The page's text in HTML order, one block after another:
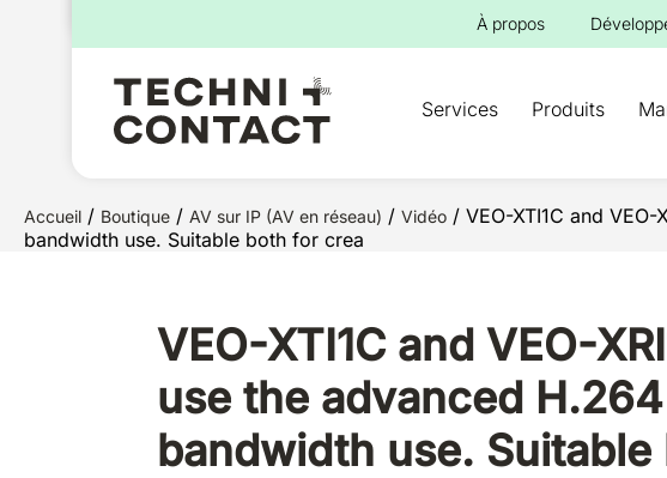
À propos
Services Produits
pour :
Accueil / Boutique / AV sur IP (AV en réseau) / Vidéo / VEO-XTI1C and
bandwidth use. Suitable both for crea
VEO-XTI1C and VEO-
use the advanced
bandwidth use.